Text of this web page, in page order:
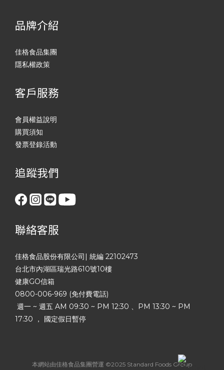
品牌介紹
佳格食品集團
隱私權政策
客戶服務
會員權益說明
購買須知
發票登錄活動
追蹤我們
聯絡客服
佳格食品股份有限公司| 統編 22102473
台北市內湖區瑞光路610號10樓
健康GO信箱
0800-006-969 (免付費電話)
週一 ~ 週五 AM 09:30 ~ PM 12:30 、PM 13:30 ~ PM
17:30 ， 國定假日暫停
本網站由佳格食品集團營運 ©2025 Standard Foods Group